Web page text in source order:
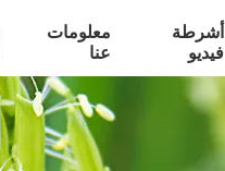
أشرطة
فيديو
معلومات
عنا